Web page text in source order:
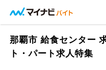
那覇市 給食センター
ト・パート求人特集